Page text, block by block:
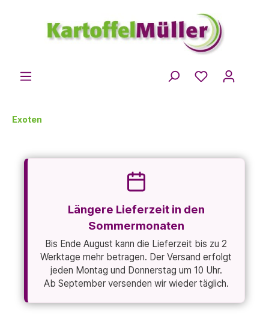
Exoten
Längere Lieferzeit in den
Sommermonaten
Bis Ende August kann die Lieferzeit bis zu 2
Werktage mehr betragen. Der Versand erfolgt
jeden Montag und Donnerstag um 10 Uhr.
Ab September versenden wir wieder täglich.